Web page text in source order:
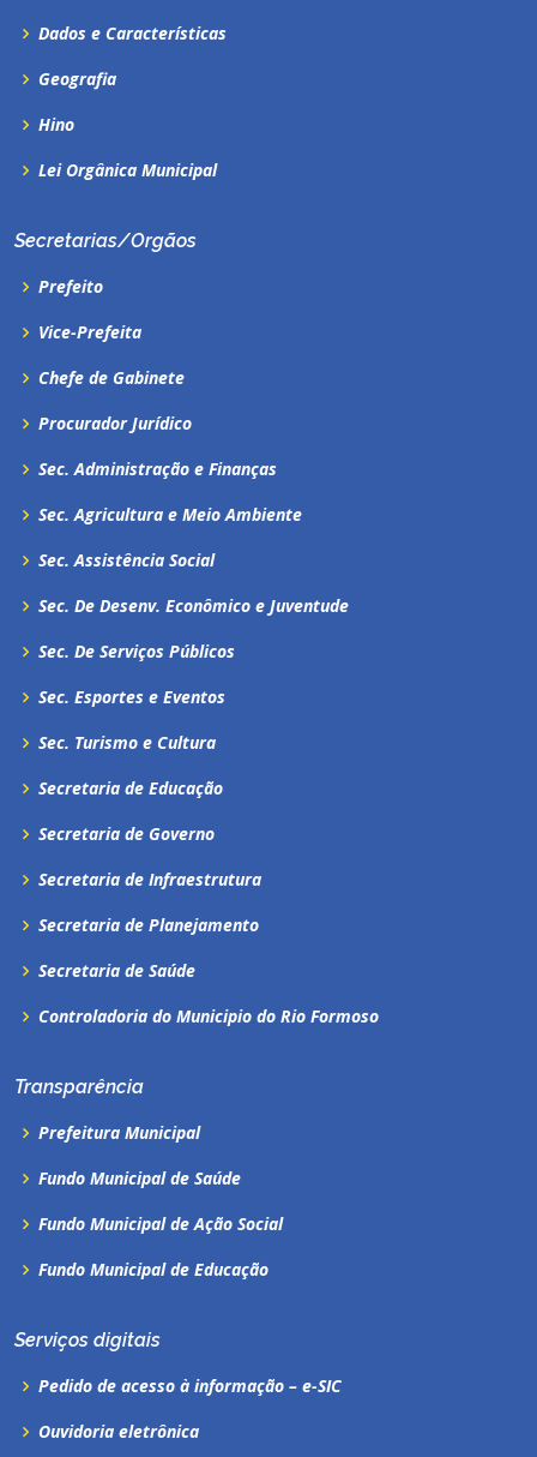
Dados e Características
Geografia
Hino
Lei Orgânica Municipal
Secretarias/Orgãos
Prefeito
Vice-Prefeita
Chefe de Gabinete
Procurador Jurídico
Sec. Administração e Finanças
Sec. Agricultura e Meio Ambiente
Sec. Assistência Social
Sec. De Desenv. Econômico e Juventude
Sec. De Serviços Públicos
Sec. Esportes e Eventos
Sec. Turismo e Cultura
Secretaria de Educação
Secretaria de Governo
Secretaria de Infraestrutura
Secretaria de Planejamento
Secretaria de Saúde
Controladoria do Municipio do Rio Formoso
Transparência
Prefeitura Municipal
Fundo Municipal de Saúde
Fundo Municipal de Ação Social
Fundo Municipal de Educação
Serviços digitais
Pedido de acesso à informação – e-SIC
Ouvidoria eletrônica